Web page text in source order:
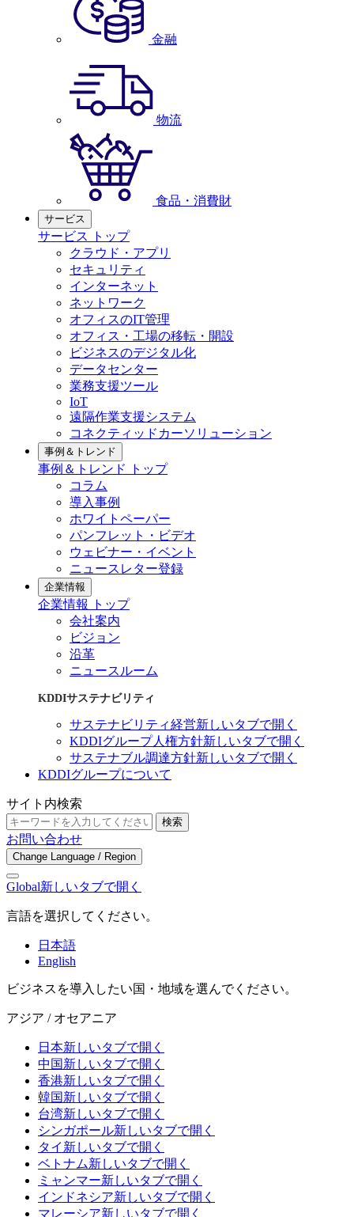
金融
物流
食品・消費財
サービス
サービス トップ
クラウド・アプリ
セキュリティ
インターネット
ネットワーク
オフィスのIT管理
オフィス・工場の移転・開設
ビジネスのデジタル化
データセンター
業務支援ツール
IoT
遠隔作業支援システム
コネクティッドカーソリューション
事例＆トレンド
事例＆トレンド トップ
コラム
導入事例
ホワイトペーパー
パンフレット・ビデオ
ウェビナー・イベント
ニュースレター登録
企業情報
企業情報 トップ
会社案内
ビジョン
沿革
ニュースルーム
KDDIサステナビリティ
サステナビリティ経営新しいタブで開く
KDDIグループ人権方針新しいタブで開く
サステナブル調達方針新しいタブで開く
KDDIグループについて
サイト内検索
検索
お問い合わせ
Change Language / Region
Global新しいタブで開く
言語を選択してください。
日本語
English
ビジネスを導入したい国・地域を選んでください。
アジア / オセアニア
日本新しいタブで開く
中国新しいタブで開く
香港新しいタブで開く
韓国新しいタブで開く
台湾新しいタブで開く
シンガポール新しいタブで開く
タイ 新しいタブで開く
ベトナム新しいタブで開く
ミャンマー新しいタブで開く
インドネシア新しいタブで開く
マレーシア新しいタブで開く